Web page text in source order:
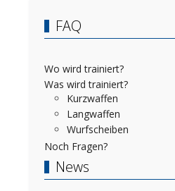
FAQ
Wo wird trainiert?
Was wird trainiert?
Kurzwaffen
Langwaffen
Wurfscheiben
Noch Fragen?
News